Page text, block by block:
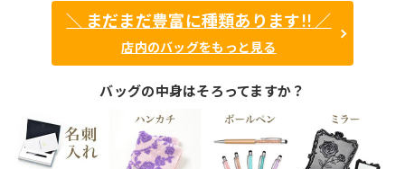
＼ まだまだ豊富に種類あります!! ／
店内のバッグをもっと見る
バッグの中身はそろってますか？